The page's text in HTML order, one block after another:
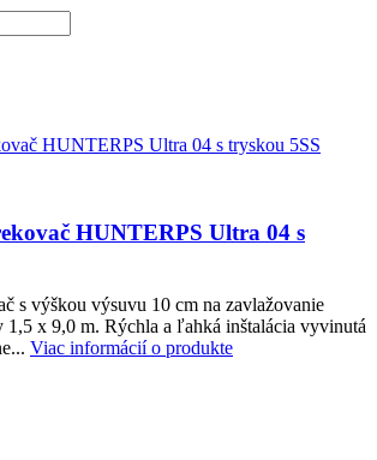
HUNTERPS Ultra 04 s
s výškou výsuvu 10 cm na zavlažovanie
x 9,0 m. Rýchla a ľahká inštalácia vyvinutá
Viac informácií o produkte